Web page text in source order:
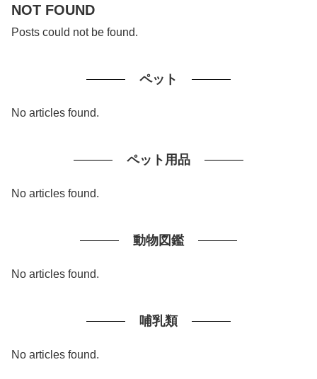
NOT FOUND
Posts could not be found.
ペット
No articles found.
ペット用品
No articles found.
動物図鑑
No articles found.
哺乳類
No articles found.